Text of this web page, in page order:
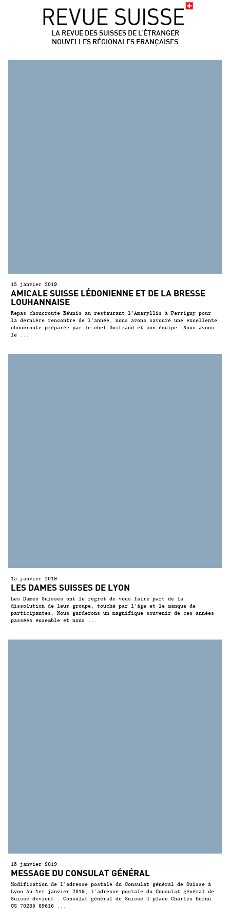
LA REVUE DES SUISSES DE L’ÉTRANGER
NOUVELLES RÉGIONALES FRANÇAISES
15 janvier 2019
AMICALE SUISSE LÉDONIENNE ET DE LA BRESSE
LOUHANNAISE
Repas choucroute Réunis au restaurant l’Amaryllis à Perrigny pour
la dernière rencontre de l’année, nous avons savouré une excellente
choucroute préparée par le chef Boitrand et son équipe. Nous avons
le ...
15 janvier 2019
LES DAMES SUISSES DE LYON
Les Dames Suisses ont le regret de vous faire part de la
dissolution de leur groupe, touché par l’âge et le manque de
participantes. Nous garderons un magnifique souvenir de ces années
passées ensemble et nous ...
15 janvier 2019
MESSAGE DU CONSULAT GÉNÉRAL
Modification de l’adresse postale du Consulat général de Suisse à
Lyon Au 1er janvier 2019, l’adresse postale du Consulat général de
Suisse devient : Consulat général de Suisse 4 place Charles Hernu
CS 70285 69616 ...